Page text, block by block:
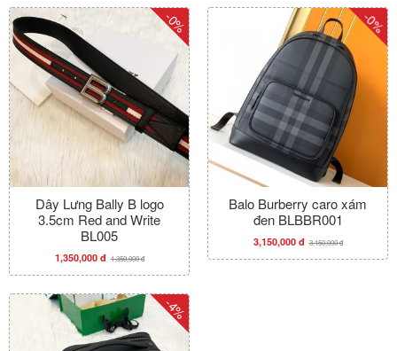
Dây Lưng Bally B logo
3.5cm Red and Write
BL005
1,350,000 đ 1,350,000 đ
-0%
Balo Burberry caro xám
đen BLBBR001
3,150,000 đ 3,150,000 đ
-0%
-4%